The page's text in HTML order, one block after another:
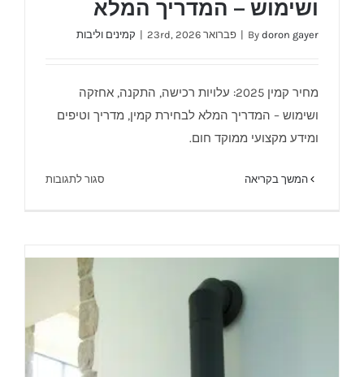
ושימוש – המדריך המלא
By doron gayer
| פברואר 23rd, 2026 | קמינים וליבות
מחיר קמין 2025: עלויות רכישה, התקנה, אחזקה
ושימוש – המדריך המלא לבחירת קמין, מדריך וטיפים
ומידע מקצועי ממוקד חום.
המשך בקריאה סגור לתגובותעל
עלויות
ושימוש
–